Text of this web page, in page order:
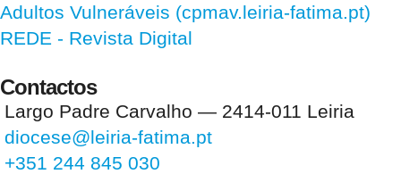
Adultos Vulneráveis (cpmav.leiria-fatima.pt)
REDE - Revista Digital
Contactos
Largo Padre Carvalho — 2414-011 Leiria
diocese@leiria-fatima.pt
+351 244 845 030